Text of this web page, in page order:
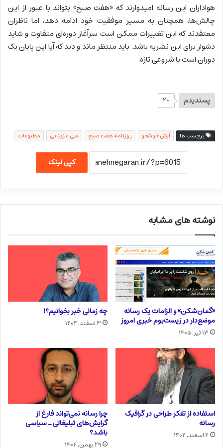
هواداران این رسانه امیدوارند که «هفت صبح» بتواند با عبور از این
چالش‌ها، همچنان به مسیر موفقیت خود ادامه دهد، اما ناظران
معتقدند که این تغییرات ممکن است سرآغاز دوره‌ای متفاوت و شاید
دشوار برای این نشریه باشد. باید منتظر ماند و دید که آیا این پایان یک
دوران است یا شروعی تازه.
پسندیدم +۲
برچسب ها آرش خوشخو روزنامه هفت صبح علی مزینانی مطبوعات
کپی لینک
نوشته های مشابه
«گمان‌شکن» و الزامات یک رسانه
موضع‌دار در زیست‌بوم خبری امروز
۱۳ تیر, ۱۴۰۵
چه زمانی خبر بخوانیم؟!
۳ اسفند, ۱۴۰۴
استفاده از تفکر طراحی در گرافیک
رسانه
۲ اسفند, ۱۴۰۴
چرا رسانه نمی‌تواند فارغ از
گرایش‌های تبلیغاتی ـ سیاسی
باشد؟
۲۹ بهمن, ۱۴۰۴